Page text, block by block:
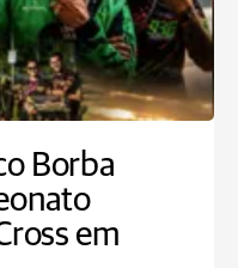
Borba
em